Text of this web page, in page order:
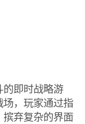
的即时战略游
场，玩家通过指
弃复杂的界面